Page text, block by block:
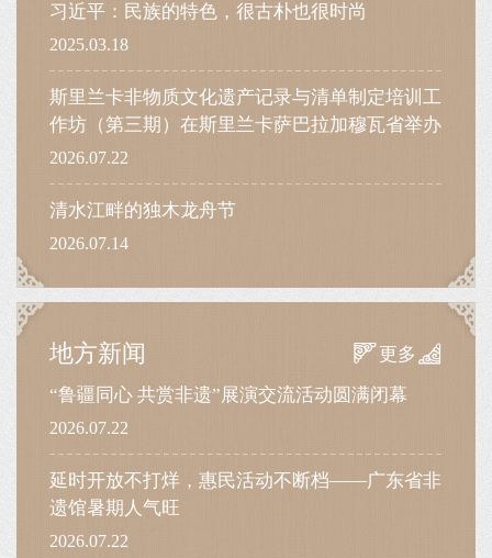
习近平：民族的特色，很古朴也很时尚
2025.03.18
斯里兰卡非物质文化遗产记录与清单制定培训工
作坊（第三期）在斯里兰卡萨巴拉加穆瓦省举办
2026.07.22
清水江畔的独木龙舟节
2026.07.14
地方新闻
更多
“鲁疆同心 共赏非遗”展演交流活动圆满闭幕
2026.07.22
延时开放不打烊，惠民活动不断档——广东省非
遗馆暑期人气旺
2026.07.22